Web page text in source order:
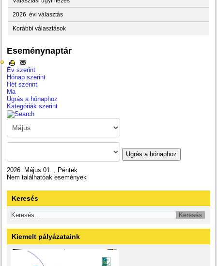
2026. évi választás
Korábbi választások
Eseménynaptár
Év szerint
Hónap szerint
Hét szerint
Ma
Ugrás a hónaphoz
Kategóriák szerint
Ugrás a hónaphoz
2026. Május 01. , Péntek
Nem találhatóak események
Keresés
Kiemelt pályázataink